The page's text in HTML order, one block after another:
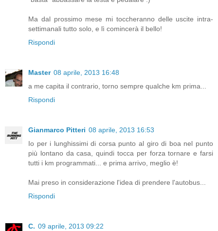
Ma dal prossimo mese mi toccheranno delle uscite intra-
settimanali tutto solo, e lì comincerà il bello!
Rispondi
Master 08 aprile, 2013 16:48
a me capita il contrario, torno sempre qualche km prima...
Rispondi
Gianmarco Pitteri 08 aprile, 2013 16:53
Io per i lunghissimi di corsa punto al giro di boa nel punto
più lontano da casa, quindi tocca per forza tornare e farsi
tutti i km programmati... e prima arrivo, meglio è!
Mai preso in considerazione l'idea di prendere l'autobus...
Rispondi
C. 09 aprile, 2013 09:22